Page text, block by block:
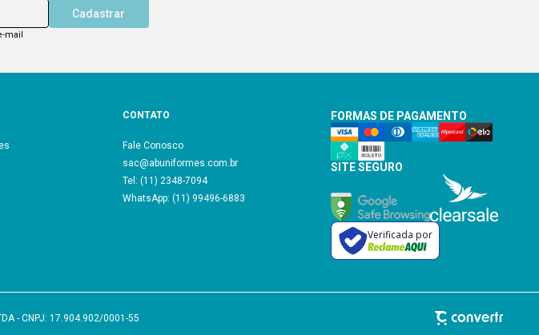
Cadastrar
mail
CONTATO
Fale Conosco
sac@abuniformes.com.br
Tel: (11) 2348-7094
WhatsApp: (11) 99496-6883
SITE SEGURO
Verificada por
FORMAS DE PAGAMENTO
- CNPJ: 17.904.902/0001-55